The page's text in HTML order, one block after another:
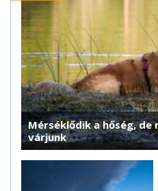
Mérséklődik a hőség,
várjunk